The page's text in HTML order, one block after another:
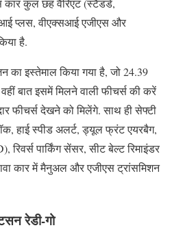
कुल छह वैरिएंट (स्टैंडर्ड,
प्लस, वीएक्सआई एजीएस और
है.
का इस्तेमाल किया गया है, जो 24.39
बात इसमें मिलने वाली फीचर्स की करें
फीचर्स देखने को मिलेंगे. साथ ही सेफ्टी
हाई स्पीड अलर्ट, ड्यूल फ्रंट एयरबैग,
पार्किंग सेंसर, सीट बेल्ट रिमाइंडर
कार में मैनुअल और एजीएस ट्रांसमिशन
रेडी-गो